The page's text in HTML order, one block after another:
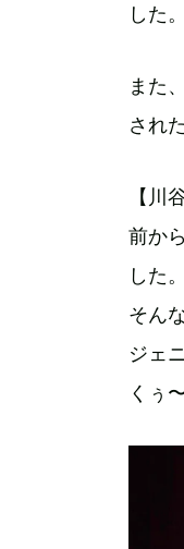
した
また
された
【川
前か
した。
そん
ジェ
くぅ